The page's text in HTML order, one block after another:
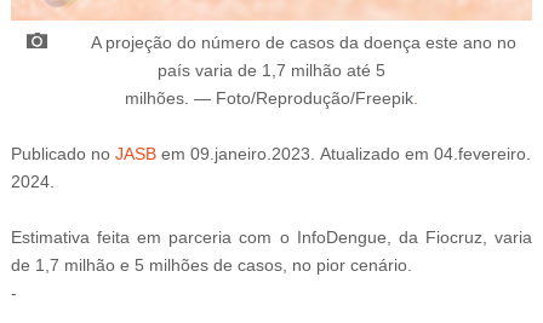
A projeção do número de casos da doença este ano no
país varia de 1,7 milhão até 5
milhões. — Foto/Reprodução/Freepik.
Publicado no JASB em 09 .janeiro.2023. Atualizado em 04.fevereiro.
2024.
Estimativa feita em parceria com o InfoDengue, da Fiocruz, varia
de 1,7 milhão e 5 milhões de casos, no pior cenário.
-